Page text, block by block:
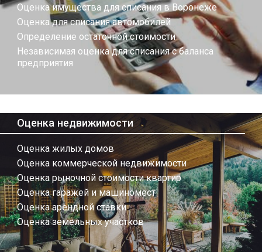
Оценка имущества для списания в Воронеже
Оценка для списания автомобилей
Определение остаточной стоимости
Независимая оценка для списания с баланса
предприятия
Оценка недвижимости
Оценка жилых домов
Оценка коммерческой недвижимости
Оценка рыночной стоимости квартир
Оценка гаражей и машиномест
Оценка арендной ставки
Оценка земельных участков